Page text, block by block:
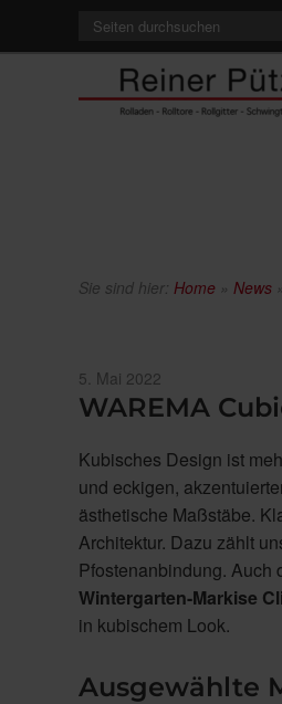
Sie sind hier: Home » News »
Veröffentlicht
am
5. Mai 2022
WAREMA
Kubisches Design ist
und eckigen,
ästhetische Maßstäbe.
Architektur. Dazu zählt
Pfostenanbindung. Auch
Wintergarten-Markise
in kubischem Look.
Ausgewählte